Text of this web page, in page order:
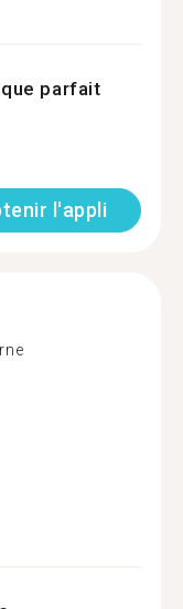
parfait
l'appli